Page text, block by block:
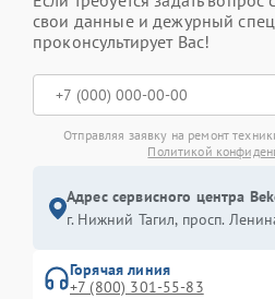
свои данные и дежурный
проконсультирует Вас!
Отправляя заявку на ремонт
Политикой
Адрес сервисного центра
г. Нижний Тагил, просп.
Горячая линия
+7 (800) 301-55-83